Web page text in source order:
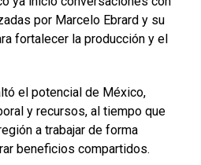
por Marcelo Ebrard y su
fortalecer la producción y el
el potencial de México,
y recursos, al tiempo que
a trabajar de forma
beneficios compartidos.